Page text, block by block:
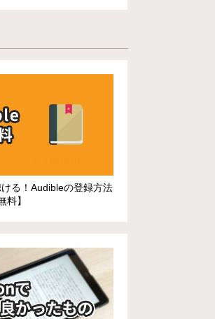
る！Audibleの登録方法
料】